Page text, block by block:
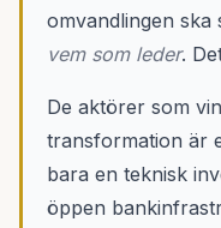
omvandlingen
vem som leder.
De aktörer som
transformation är
bara en teknisk
öppen